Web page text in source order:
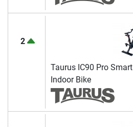
2
Taurus IC90 Pro Smart
Indoor Bike